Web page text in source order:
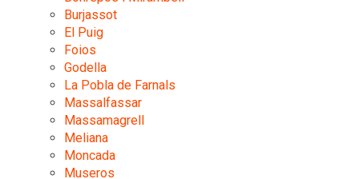
Burjassot
El Puig
Foios
Godella
La Pobla de Farnals
Massalfassar
Massamagrell
Meliana
Moncada
Museros